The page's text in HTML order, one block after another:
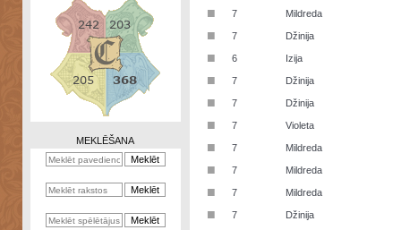
Zināšanu
kalkulators
MEKLĒŠANA
■ 7 Mildreda
■ 7 Džinija
■ 6 Izija
■ 7 Džinija
■ 7 Džinija
■ 7 Violeta
■ 7 Mildreda
■ 7 Mildreda
■ 7 Mildreda
■ 7 Džinija